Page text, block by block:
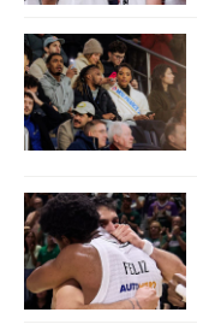
se
para
ni para
o
aunque
no
Puedes
acceder a
web a
abono